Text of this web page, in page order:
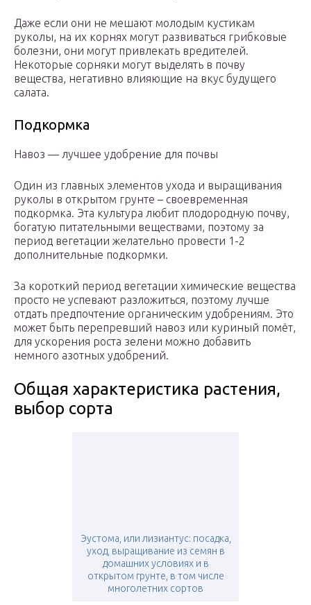
Даже если они не мешают молодым кустикам
руколы, на их корнях могут развиваться грибковые
болезни, они могут привлекать вредителей.
Некоторые сорняки могут выделять в почву
вещества, негативно влияющие на вкус будущего
салата.
Подкормка
Навоз — лучшее удобрение для почвы
Один из главных элементов ухода и выращивания
руколы в открытом грунте – своевременная
подкормка. Эта культура любит плодородную почву,
богатую питательными веществами, поэтому за
период вегетации желательно провести 1-2
дополнительные подкормки.
За короткий период вегетации химические вещества
просто не успевают разложиться, поэтому лучше
отдать предпочтение органическим удобрениям. Это
может быть перепревший навоз или куриный помёт,
для ускорения роста зелени можно добавить
немного азотных удобрений.
Общая характеристика растения,
выбор сорта
Эустома, или лизиантус: посадка,
уход, выращивание из семян в
домашних условиях и в
открытом грунте, в том числе
многолетних сортов